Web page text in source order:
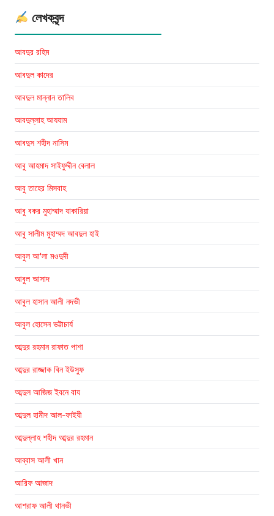
লেখকবৃন্দ
আবদুর রহিম
আবদুল কাদের
আবদুল মান্নান তালিব
আবদুল্লাহ আযযাম
আবদুস শহীদ নাসিম
আবু আহমাদ সাইফুদ্দীন বেলাল
আবু তাহের মিসবাহ
আবু বকর মুহাম্মাদ যাকারিয়া
আবু সালীম মুহাম্মদ আবদুল হাই
আবুল আ'লা মওদুদী
আবুল আসাদ
আবুল হাসান আলী নদভী
আবুল হোসেন ভট্টাচার্য
আব্দুর রহমান রাফাত পাশা
আব্দুর রাজ্জাক বিন ইউসুফ
আব্দুল আজিজ ইবনে বায
আব্দুল হামীদ আল-ফাইযী
আব্দুল্লাহ শহীদ আব্দুর রহমান
আব্বাস আলী খান
আরিফ আজাদ
আশরাফ আলী থানভী